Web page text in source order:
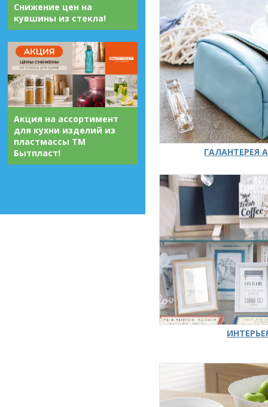
Снижение цен на
кувшины из стекла!
Акция на ассортимент
для кухни изделий из
пластмассы ТМ
Бытпласт!
ГАЛАНТЕРЕЯ